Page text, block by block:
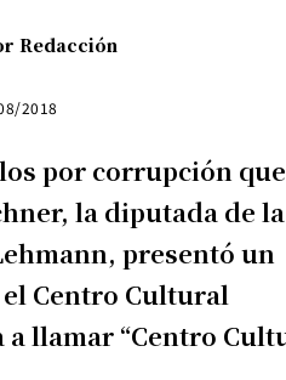
Redacción
2018
por corrupción que
la diputada de la
presentó un
Centro Cultural
a llamar “Centro